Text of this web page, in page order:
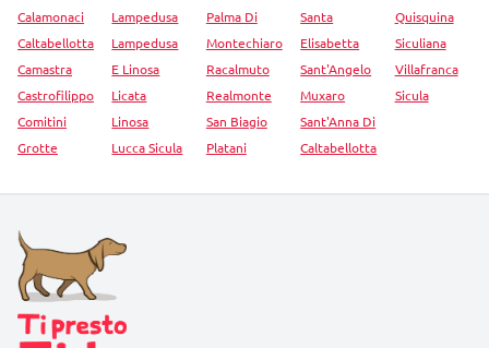
Calamonaci
Caltabellotta
Camastra
Castrofilippo
Comitini
Grotte
Lampedusa
Lampedusa
E Linosa
Licata
Linosa
Lucca Sicula
Palma Di
Montechiaro
Racalmuto
Realmonte
San Biagio
Platani
Santa
Elisabetta
Sant'Angelo
Muxaro
Sant'Anna Di
Caltabellotta
Quisquina
Siculiana
Villafranca
Sicula